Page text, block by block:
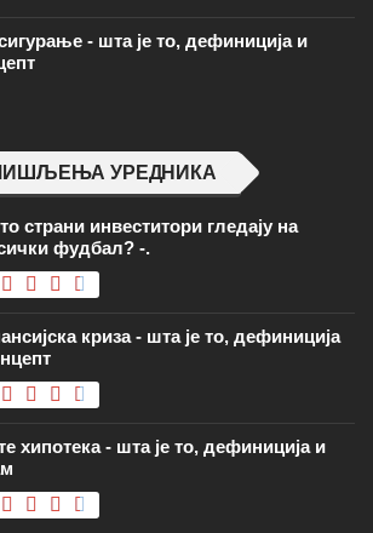
- шта је то, дефиниција и
УРЕДНИКА
страни инвеститори гледају на
фудбал? -.
криза - шта је то, дефиниција
хипотека - шта је то, дефиниција и